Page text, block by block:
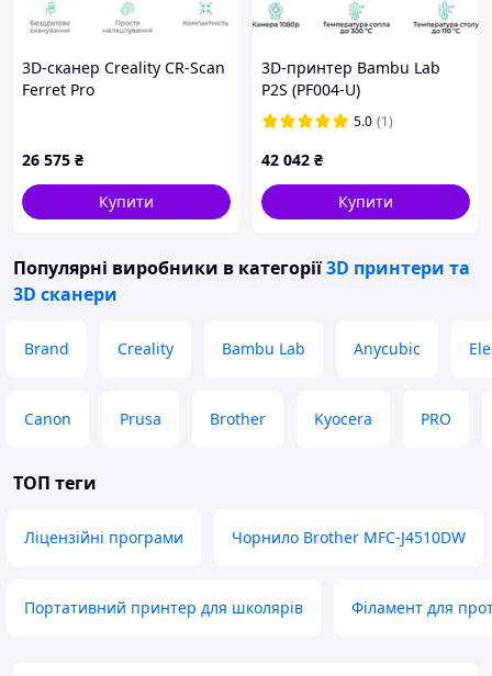
3D-сканер Creality CR-Scan
Ferret Pro
26 575 ₴
Купити
3D-принтер Bambu Lab
P2S (PF004-U)
5.0 (1)
42 042 ₴
Купити
Популярні виробники в категорії3D принтери та
3D сканери
Brand Creality Bambu Lab Anycubic
Canon Prusa Brother Kyocera PRO
ТОП теги
Ліцензійні програми Чорнило Brother MFC-J4510DW
Портативний принтер для школярів Філамент для